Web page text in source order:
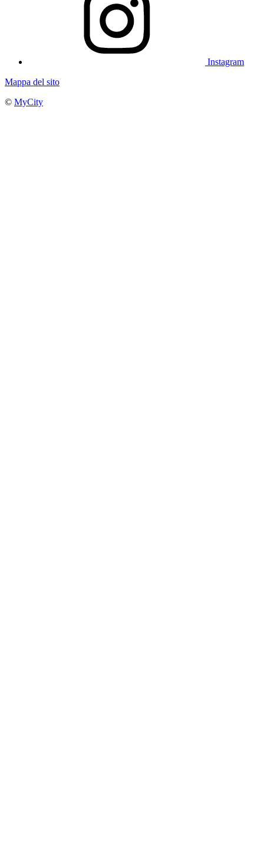
Instagram
Mappa del sito
© MyCity